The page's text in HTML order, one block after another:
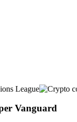
Vanguard